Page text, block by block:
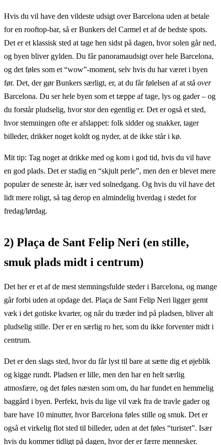
Hvis du vil have den vildeste udsigt over Barcelona uden at betale
for en rooftop-bar, så er Bunkers del Carmel et af de bedste spots.
Det er et klassisk sted at tage hen sidst på dagen, hvor solen går ned,
og byen bliver gylden. Du får panoramaudsigt over hele Barcelona,
og det føles som et “wow”-moment, selv hvis du har været i byen
før. Det, der gør Bunkers særligt, er, at du får følelsen af at stå over
Barcelona. Du ser hele byen som et tæppe af tage, lys og gader – og
du forstår pludselig, hvor stor den egentlig er. Det er også et sted,
hvor stemningen ofte er afslappet: folk sidder og snakker, tager
billeder, drikker noget koldt og nyder, at de ikke står i kø.
Mit tip: Tag noget at drikke med og kom i god tid, hvis du vil have
en god plads. Det er stadig en “skjult perle”, men den er blevet mere
populær de seneste år, især ved solnedgang. Og hvis du vil have det
lidt mere roligt, så tag derop en almindelig hverdag i stedet for
fredag/lørdag.
2) Plaça de Sant Felip Neri (en stille,
smuk plads midt i centrum)
Det her er et af de mest stemningsfulde steder i Barcelona, og mange
går forbi uden at opdage det. Plaça de Sant Felip Neri ligger gemt
væk i det gotiske kvarter, og når du træder ind på pladsen, bliver alt
pludselig stille. Der er en særlig ro her, som du ikke forventer midt i
centrum.
Det er den slags sted, hvor du får lyst til bare at sætte dig et øjeblik
og kigge rundt. Pladsen er lille, men den har en helt særlig
atmosfære, og det føles næsten som om, du har fundet en hemmelig
baggård i byen. Perfekt, hvis du lige vil væk fra de travle gader og
bare have 10 minutter, hvor Barcelona føles stille og smuk. Det er
også et virkelig flot sted til billeder, uden at det føles “turistet”. Især
hvis du kommer tidligt på dagen, hvor der er færre mennesker.